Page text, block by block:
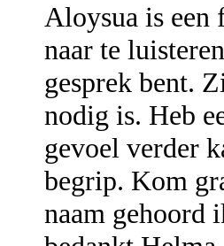
Aloysua is een
naar te
gesprek bent.
nodig is. Heb
gevoel verder
begrip. Kom
naam gehoord